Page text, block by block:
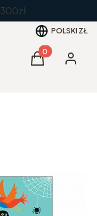
POLSKI ZŁ
Produkty w
Koszyk